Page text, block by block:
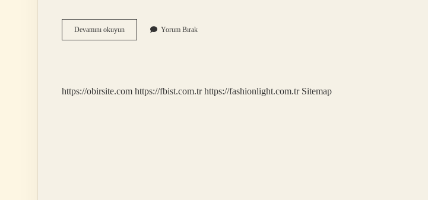
Devamını okuyunAltınbaş
Lar
Yorum Bırak
https://obirsite.com https://fbist.com.tr https://fashionlight.com.tr Sitemap